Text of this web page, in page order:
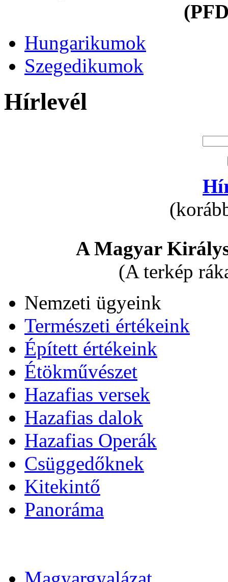
Hungarikumok
Szegedikumok
Hírlevél
A Magyar
(A terkép
Nemzeti ügyeink
Természeti értékeink
Épített értékeink
Étökművészet
Hazafias versek
Hazafias dalok
Hazafias Operák
Csüggedőknek
Kitekintő
Panoráma